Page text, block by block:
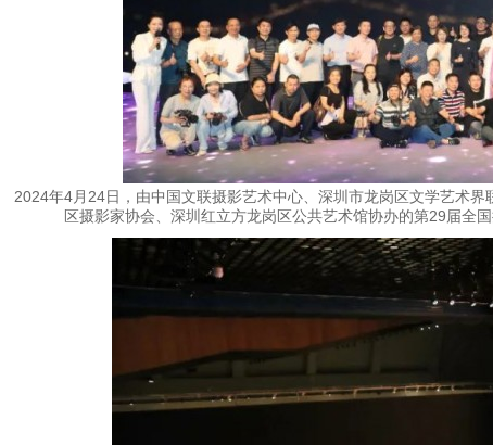
2024年4月24日，由中国文联摄影艺术中心、深圳市龙岗区文学艺术
区摄影家协会、深圳红立方龙岗区公共艺术馆协办的第29届全